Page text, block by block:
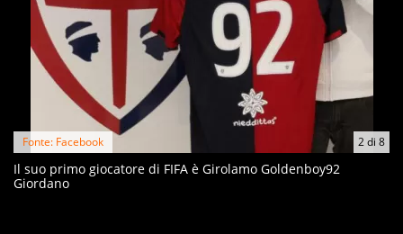
2di 8
Fonte: Facebook
Il suo primo giocatore di FIFA è Girolamo Goldenboy92
Giordano